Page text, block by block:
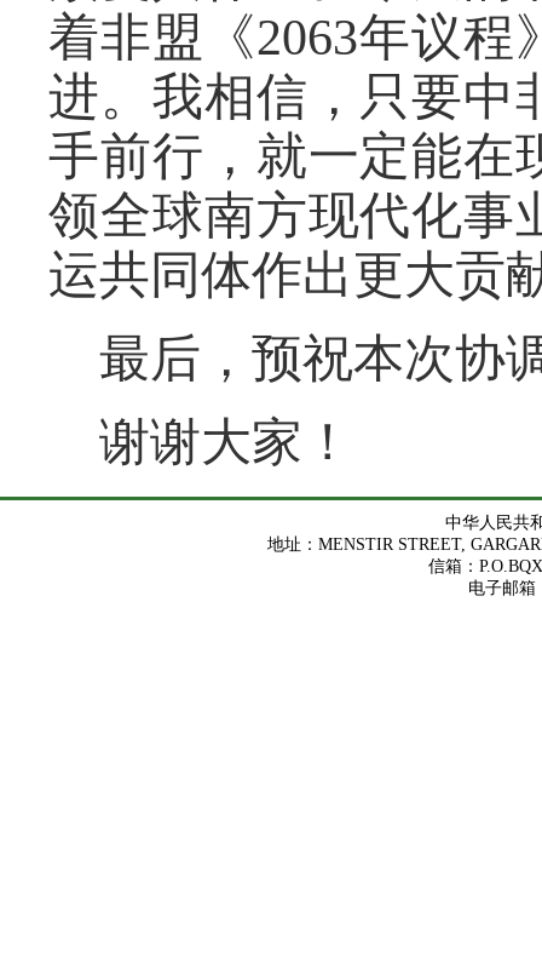
着非盟《2063年议
进。我相信，只要中
手前行，就一定能在
领全球南方现代化事
运共同体作出更大贡
最后，预祝本次协
谢谢大家！
中华人民共
地址：MENSTIR STREET,
信箱：
电子邮箱